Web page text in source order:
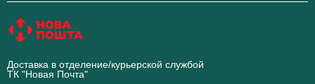
Доставка в отделение/курьерской службой
ТК "Новая Почта"